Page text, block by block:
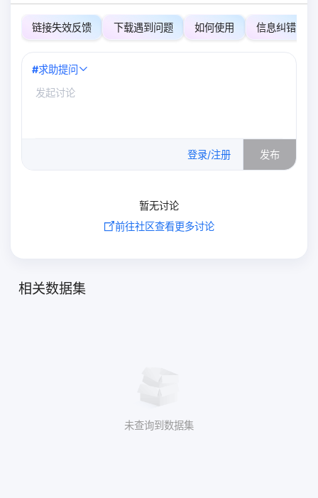
链接失效反馈 下载遇到问题 如何使用 信息纠错
#求助提问
登录/注册 发布
暂无讨论
前往社区查看更多讨论
相关数据集
未查询到数据集